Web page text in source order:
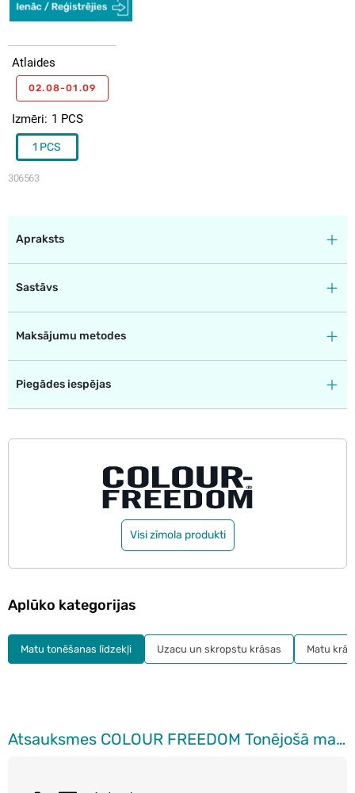
306563
Izmēri 1 PCS
1 PCS
Atlaides
02.08-01.09
Apraksts
Sastāvs
Maksājumu metodes
Piegādes iespējas
Visi zīmola produkti
Atsauksmes COLOUR FREEDOM Tonējošā matu krāsa, Tropical Aqua, 150ml
Aplūko kategorijas
Matu tonēšanas līdzekļi Uzacu un skropstu krāsas Matu